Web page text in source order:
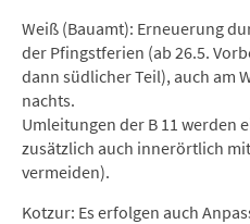
Weiß (Bauamt): Erneuerung
der Pfingstferien (ab 26.5.
dann südlicher Teil), auch am
nachts.
Umleitungen der B 11 werden
zusätzlich auch innerörtlich
vermeiden).
Kotzur: Es erfolgen auch